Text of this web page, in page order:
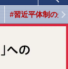
#習近平体制の光